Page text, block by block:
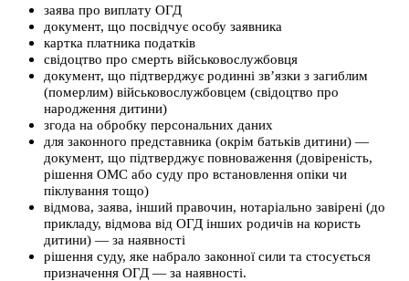
заява про виплату ОГД
документ, що посвідчує особу заявника
картка платника податків
свідоцтво про смерть військовослужбовця
документ, що підтверджує родинні зв’язки з загиблим
(померлим) військовослужбовцем (свідоцтво про
народження дитини)
згода на обробку персональних даних
для законного представника (окрім батьків дитини) —
документ, що підтверджує повноваження (довіреність,
рішення ОМС або суду про встановлення опіки чи
піклування тощо)
відмова, заява, інший правочин, нотаріально завірені (до
прикладу, відмова від ОГД інших родичів на користь
дитини) — за наявності
рішення суду, яке набрало законної сили та стосується
призначення ОГД — за наявності.